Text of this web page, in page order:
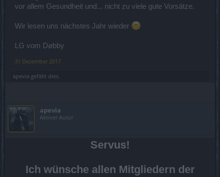
vor allem Gesundheit und... nicht zu viele gute Vorsätze.
Wir lesen uns nächstes Jahr wieder
LG vom Døbby
31 Dezember 2017
apevia gefällt dies.
apevia
Aktiver Autor
Servus!
Ich wünsche allen Mitgliedern der